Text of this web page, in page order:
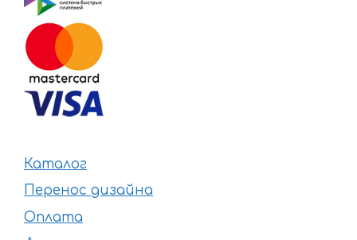
Каталог
Перенос дизайна
Оплата